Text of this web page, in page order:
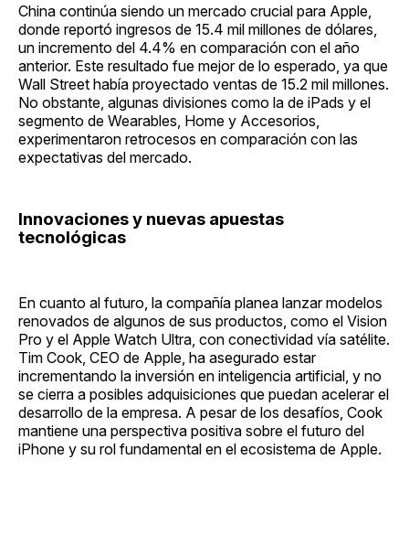
China continúa siendo un mercado crucial para Apple,
donde reportó ingresos de 15.4 mil millones de dólares,
un incremento del 4.4% en comparación con el año
anterior. Este resultado fue mejor de lo esperado, ya que
Wall Street había proyectado ventas de 15.2 mil millones.
No obstante, algunas divisiones como la de iPads y el
segmento de Wearables, Home y Accesorios,
experimentaron retrocesos en comparación con las
expectativas del mercado.
Innovaciones y nuevas apuestas
tecnológicas
En cuanto al futuro, la compañía planea lanzar modelos
renovados de algunos de sus productos, como el Vision
Pro y el Apple Watch Ultra, con conectividad vía satélite.
Tim Cook, CEO de Apple, ha asegurado estar
incrementando la inversión en inteligencia artificial, y no
se cierra a posibles adquisiciones que puedan acelerar el
desarrollo de la empresa. A pesar de los desafíos, Cook
mantiene una perspectiva positiva sobre el futuro del
iPhone y su rol fundamental en el ecosistema de Apple.